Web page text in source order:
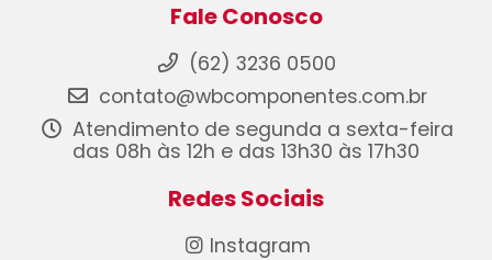
Fale Conosco
(62) 3236 0500
contato@wbcomponentes.com.br
Atendimento de segunda a sexta-feira
das 08h às 12h e das 13h30 às 17h30
Redes Sociais
Instagram